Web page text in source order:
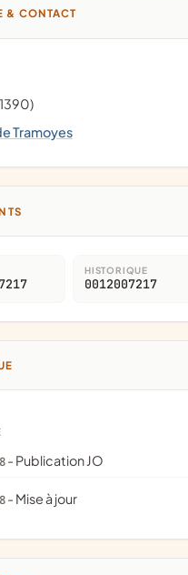
& CONTACT
Tramoyes
HISTORIQUE
0012007217
- Publication JO
- Mise à jour